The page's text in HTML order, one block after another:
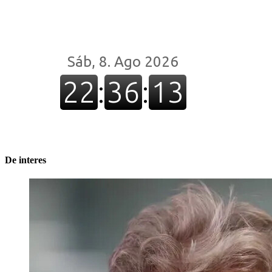
De interes